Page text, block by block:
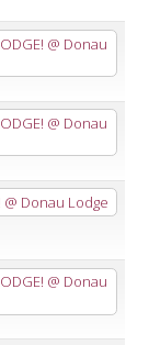
@ Donau
@ Donau
@ Donau Lodge
@ Donau